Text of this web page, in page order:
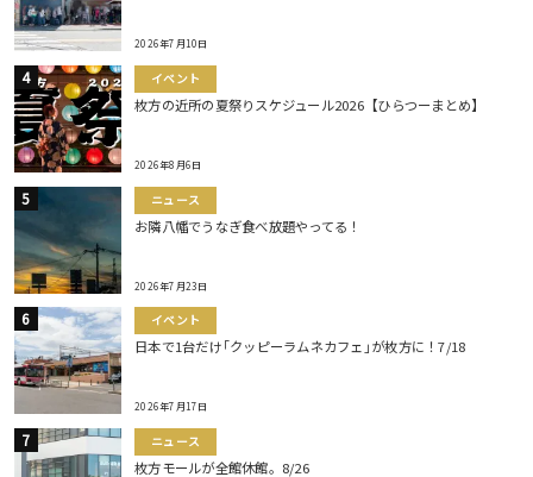
2026年7月10日
イベント
枚方の近所の夏祭りスケジュール2026【ひらつーまとめ】
2026年8月6日
ニュース
お隣八幡でうなぎ食べ放題やってる！
2026年7月23日
イベント
日本で1台だけ｢クッピーラムネカフェ｣が枚方に！7/18
2026年7月17日
ニュース
枚方モールが全館休館。8/26